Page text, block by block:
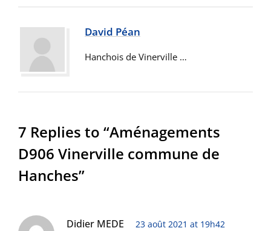
David Péan
Hanchois de Vinerville …
7 Replies to “Aménagements
D906 Vinerville commune de
Hanches”
Didier MEDE 23 août 2021 at 19h42